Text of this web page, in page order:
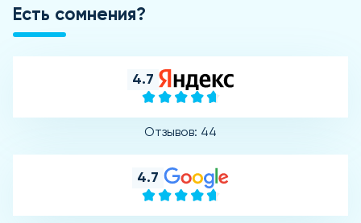
Есть сомнения?
4.7
Отзывов: 44
4.7